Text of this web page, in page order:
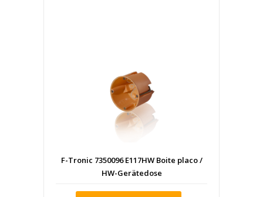
F-Tronic 7350096 E117HW Boite placo /
HW-Gerätedose